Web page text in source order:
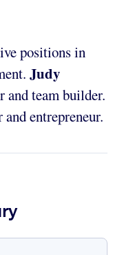
positions in
Judy
and team builder.
entrepreneur.